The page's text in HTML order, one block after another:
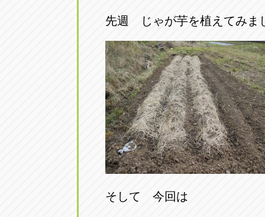
トラック
059-331-
トラック市四日市店
三重県四日市市午起3丁目1番3
先週 じゃが芋を植えてみま
そして 今回は